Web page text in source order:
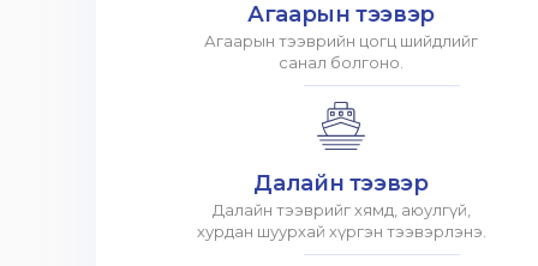
Агаарын тээвэр
Агаарын тээврийн цогц шийдлийг
санал болгоно.
Далайн тээвэр
Далайн тээврийг хямд, аюулгүй,
хурдан шуурхай хүргэн тээвэрлэнэ.